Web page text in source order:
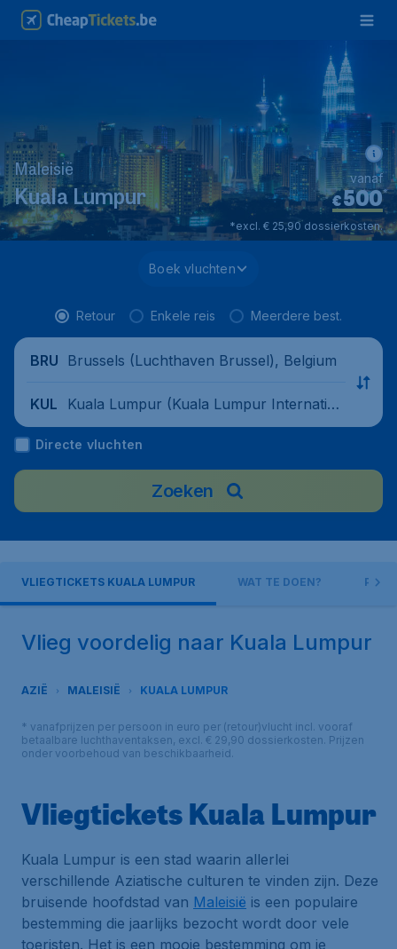
Maleisië
Kuala Lumpur €500*
vanaf
*excl. € 25,90 dossierkosten.
Boek vluchten
Retour Enkele reis Meerdere best.
BRU Brussels (Luchthaven Brussel), Belgium
KUL
Kuala Lumpur (Kuala Lumpur Internation
al Airport), Malaysia
Directe vluchten
Zoeken
VLIEGTICKETS KUALA LUMPUR WAT TE DOEN?
Vlieg voordelig naar Kuala Lumpur
AZIË MALEISIË KUALA LUMPUR
* vanafprijzen per persoon in euro per (retour)vlucht incl. vooraf
betaalbare luchthaventaksen, excl. € 29,90 dossierkosten. Prijzen
onder voorbehoud van beschikbaarheid.
Vliegtickets Kuala Lumpur
Kuala Lumpur is een stad waarin allerlei
verschillende Aziatische culturen te vinden zijn. Deze
bruisende hoofdstad van Maleisië is een populaire
bestemming die jaarlijks bezocht wordt door vele
toeristen. Het is een mooie bestemming om je